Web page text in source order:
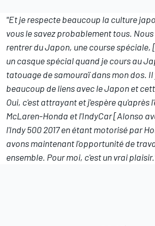
"Et je respecte beaucoup la culture
vous le savez probablement tous.
rentrer du Japon, une course
un casque spécial quand je cours au
tatouage de samouraï dans mon dos.
beaucoup de liens avec le Japon et
Oui, c'est attrayant et j'espère qu'après
McLaren-Honda et l'IndyCar [Alonso
l'Indy 500 2017 en étant motorisé par
avons maintenant l'opportunité de
ensemble. Pour moi, c'est un vrai